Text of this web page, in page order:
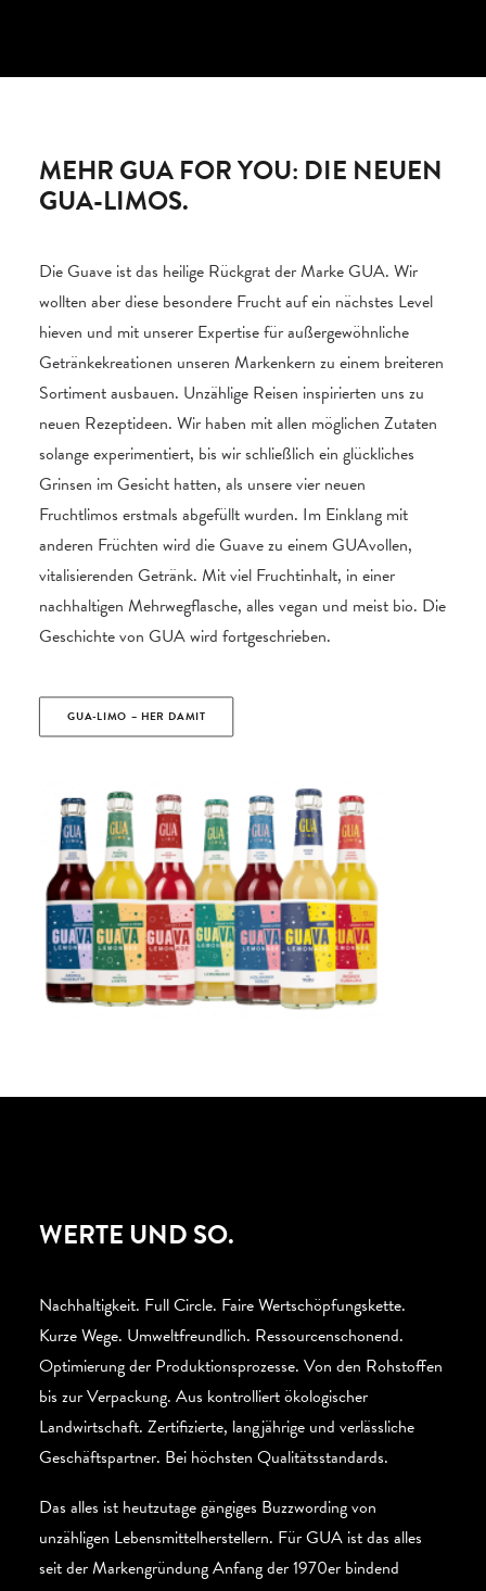
MEHR GUA FOR YOU: DIE NEUEN
GUA-LIMOS.
Die Guave ist das heilige Rückgrat der Marke GUA. Wir
wollten aber diese besondere Frucht auf ein nächstes Level
hieven und mit unserer Expertise für außergewöhnliche
Getränkekreationen unseren Markenkern zu einem breiteren
Sortiment ausbauen. Unzählige Reisen inspirierten uns zu
neuen Rezeptideen. Wir haben mit allen möglichen Zutaten
solange experimentiert, bis wir schließlich ein glückliches
Grinsen im Gesicht hatten, als unsere vier neuen
Fruchtlimos erstmals abgefüllt wurden. Im Einklang mit
anderen Früchten wird die Guave zu einem GUAvollen,
vitalisierenden Getränk. Mit viel Fruchtinhalt, in einer
nachhaltigen Mehrwegflasche, alles vegan und meist bio. Die
Geschichte von GUA wird fortgeschrieben.
GUA-LIMO – HER DAMIT
WERTE UND SO.
Nachhaltigkeit. Full Circle. Faire Wertschöpfungskette.
Kurze Wege. Umweltfreundlich. Ressourcenschonend.
Optimierung der Produktionsprozesse. Von den Rohstoffen
bis zur Verpackung. Aus kontrolliert ökologischer
Landwirtschaft. Zertifizierte, langjährige und verlässliche
Geschäftspartner. Bei höchsten Qualitätsstandards.
Das alles ist heutzutage gängiges Buzzwording von
unzähligen Lebensmittelherstellern. Für GUA ist das alles
seit der Markengründung Anfang der 1970er bindend